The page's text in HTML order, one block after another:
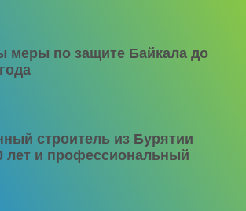
меры по защите Байкала до
строитель из Бурятии
лет и профессиональный